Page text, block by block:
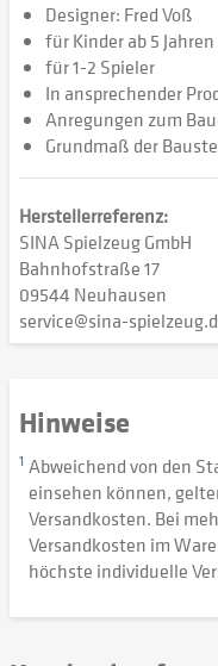
Designer: Fred Voß
für Kinder ab 5 Jahren
für 1-2 Spieler
In ansprechender
Anregungen zum
Grundmaß der
Herstellerreferenz:
SINA Spielzeug GmbH
Bahnhofstraße 17
09544 Neuhausen
service@sina-
Hinweise
1 Abweichend von den
einsehen können,
Versandkosten. Bei
Versandkosten im
höchste individuelle